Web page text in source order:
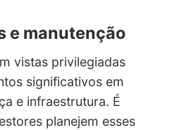
e manutenção
vistas privilegiadas
significativos em
e infraestrutura. É
planejem esses